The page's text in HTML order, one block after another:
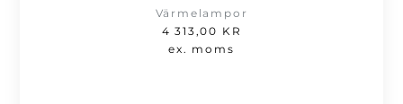
Värmelampor
4 313,00 KR
ex. moms